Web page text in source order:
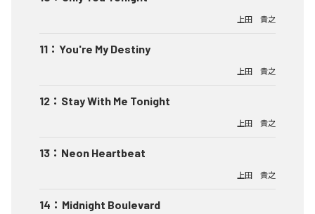
上田 貴之
11 ： You're My Destiny
上田 貴之
12 ： Stay With Me Tonight
上田 貴之
13 ： Neon Heartbeat
上田 貴之
14 ： Midnight Boulevard